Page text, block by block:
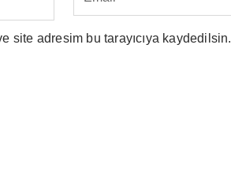
site adresim bu tarayıcıya kaydedilsin.